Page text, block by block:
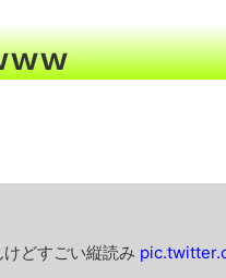
通事故が起きてしまう。
ガー発売。総カロリー約
した結果ｗｗｗ
さん、「寝た方がいい」な
ｗｗ
どすごい縦読み